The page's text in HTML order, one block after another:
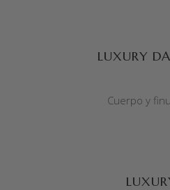
LUXURY
Cuerpo y